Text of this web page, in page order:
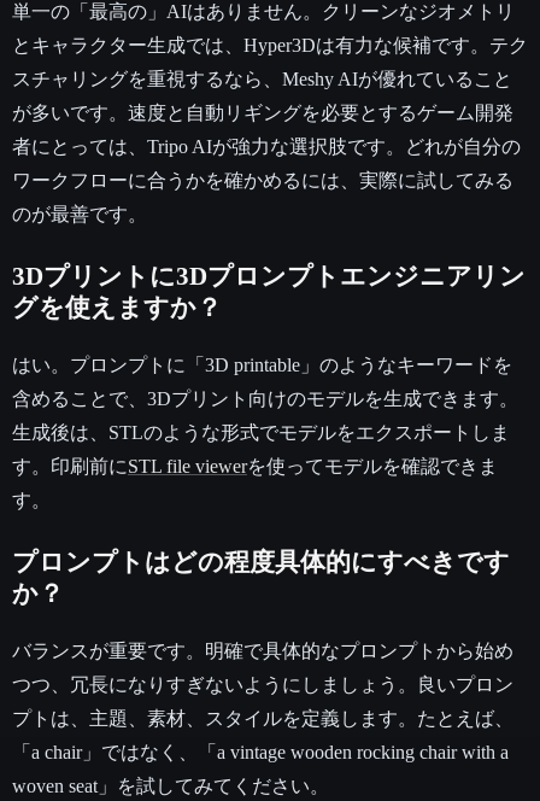
単一の「最高の」AIはありません。クリーンなジオメトリ
とキャラクター生成では、Hyper3Dは有力な候補です。テク
スチャリングを重視するなら、Meshy AIが優れていること
が多いです。速度と自動リギングを必要とするゲーム開発
者にとっては、Tripo AIが強力な選択肢です。どれが自分の
ワークフローに合うかを確かめるには、実際に試してみる
のが最善です。
3Dプリントに3Dプロンプトエンジニアリン
グを使えますか？
はい。プロンプトに「3D printable」のようなキーワードを
含めることで、3Dプリント向けのモデルを生成できます。
生成後は、STLのような形式でモデルをエクスポートしま
す。印刷前にSTL file viewerを使ってモデルを確認できま
す。
プロンプトはどの程度具体的にすべきです
か？
バランスが重要です。明確で具体的なプロンプトから始め
つつ、冗長になりすぎないようにしましょう。良いプロン
プトは、主題、素材、スタイルを定義します。たとえば、
「a chair」ではなく、「a vintage wooden rocking chair with a
woven seat」を試してみてください。